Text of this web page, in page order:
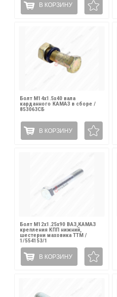
В КОРЗИНУ
Болт М14х1.5х40 вала
карданного КАМАЗ в сборе /
853063СБ
В КОРЗИНУ
Болт М12х1.25х90 ВАЗ,КАМАЗ
крепления КПП нижний,
шестерни маховика ТТМ /
1/554153/1
В КОРЗИНУ